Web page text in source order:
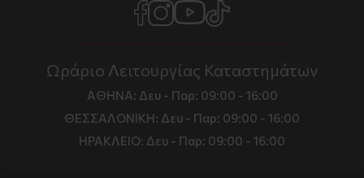
Ωράριο Λειτουργίας Καταστημάτων
ΑΘΗΝΑ: Δευ - Παρ: 09:00 - 16:00
ΘΕΣΣΑΛΟΝΙΚΗ: Δευ - Παρ: 09:00 - 16:00
ΗΡΑΚΛΕΙΟ: Δευ - Παρ: 09:00 - 16:00